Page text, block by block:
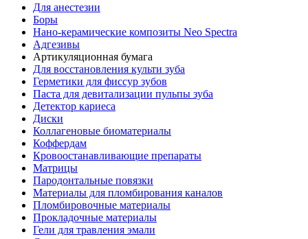
Для анестезии
Боры
Нано-керамические композиты Neo Spectra
Адгезивы
Артикуляционная бумага
Для восстановления культи зуба
Герметики для фиссур зубов
Паста для девитализации пульпы зуба
Детектор кариеса
Диски
Коллагеновые биоматериалы
Коффердам
Кровоостанавливающие препараты
Матрицы
Пародонтальные повязки
Материалы для пломбирования каналов
Пломбировочные материалы
Прокладочные материалы
Гели для травления эмали